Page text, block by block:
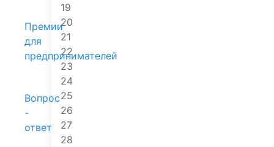
19
20
21
22
23
24
25
26
27
28
Премии
для
предпринимателей
Вопрос
-
ответ